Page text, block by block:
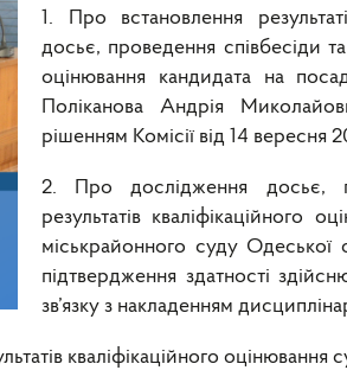
1.
Про встановлення
досьє, проведення співбесіди та
оцінювання кандидата на
Поліканова Андрія
рішенням Комісії від 14
2. Про дослідження досьє,
результатів кваліфікаційного
міськрайонного суду
підтвердження здатності
зв’язку з накладенням
кваліфікаційного оцінювання